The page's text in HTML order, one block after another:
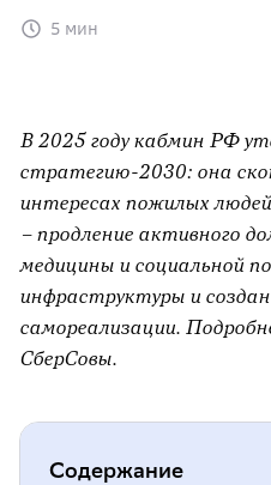
5 мин
В 2025 году кабмин РФ
стратегию-2030: она
интересах пожилых
– продление активного
медицины и социальной
инфраструктуры и
самореализации.
СберСовы.
Содержание